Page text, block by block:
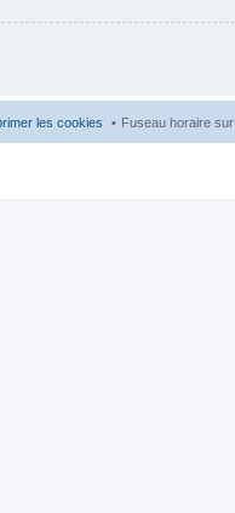
Fuseau horaire sur
les cookies